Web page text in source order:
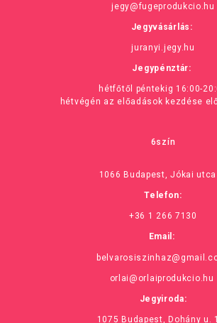
jegy@fugeprodukcio.hu
Jegyvásárlás:
juranyi.jegy.hu
Jegypénztár:
hétfőtől péntekig 16:00-
hétvégén az előadások kezdése
6szín
1066 Budapest, Jókai utca
Telefon:
+36 1 266 7130
Email:
orlai@orlaiprodukcio.hu
Jegyiroda:
1075 Budapest, Dohány u.